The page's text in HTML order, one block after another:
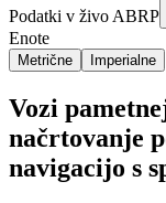
Podatki v živo ABRP
Enote
Metrične Imperialne
Vozi
načrtovanje
navigacijo s